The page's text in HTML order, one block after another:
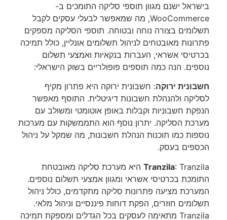
בישראל ישנם מגוון תוספי סליקה התומכים ב-
WooCommerce, מה שמאפשר לבעלי עסקים לקבל
תשלומים בצורה נוחה ובטוחה. תוספי הסליקה מספקים
פתרונות מאובטחים לניהול תשלומים אונליין, כולל תמיכה
בכרטיסי אשראי, העברות בנקאיות ואמצעי תשלום
נוספים. הנה כמה תוספים פופולריים בשוק הישראלי:
חשבונית ירוקה: חשבונית ירוקה היא פתרון מקיף
לסליקה ולהנהלת חשבונות דיגיטלית. התוסף מאפשר
הנפקת חשבוניות וקבלות באופן אוטומטי ומשולב עם
מערכת הסליקה. יתרון נוסף הוא התממשקות עם מערכות
נוספות כמו תוכנות הנהלת חשבונות, מה שמקל על ניהול
הכספים בעסק.
Tranzila : Tranzila היא מערכת סליקה מאובטחת
התומכת בכרטיסי אשראי ומגוון אמצעי תשלום נוספים.
המערכת מציעה פתרונות סליקה מתקדמים, כולל ניהול
תשלומים חוזרים, הפקת דוחות פיננסיים וניהול מלאי.
Tranzila מתאימה לעסקים בכל הגדלים ומספקת תמיכה